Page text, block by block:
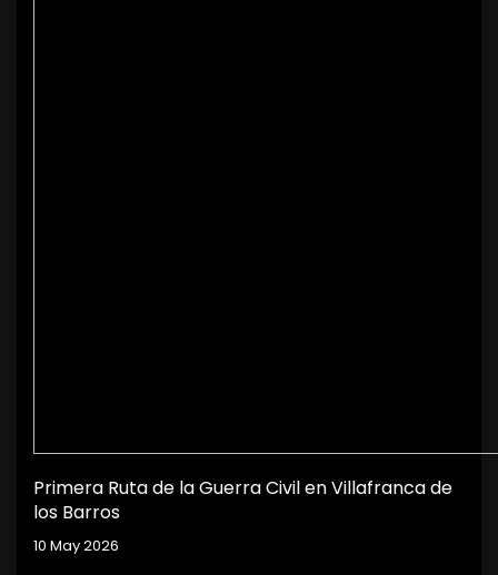
Primera Ruta de la Guerra Civil en Villafranca de
los Barros
10 May 2026